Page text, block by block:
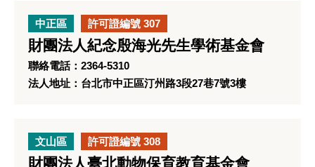
中正區 許可證編號 307
財團法人紀念殷海光先生學術基金會
聯絡電話：2364-5310
法人地址：台北市中正區汀州路3段27巷7號3樓
文山區 許可證編號 308
財團法人臺北動物保育教育基金會